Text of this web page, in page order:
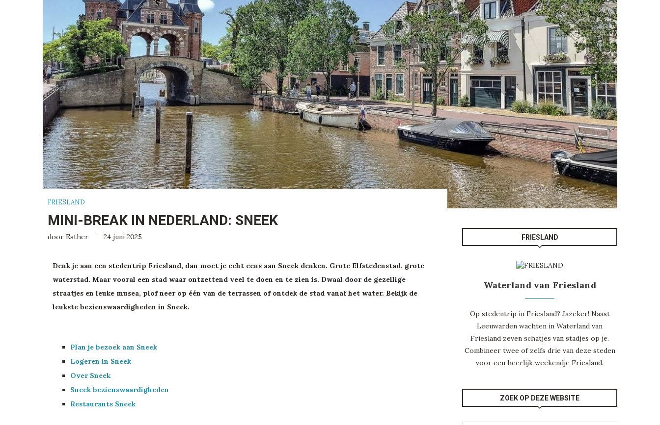
FRIESLAND
MINI-BREAK IN NEDERLAND: SNEEK
door Esther 24 juni 2025
Denk je aan een stedentrip Friesland, dan moet je echt eens aan Sneek denken. Grote Elfstedenstad, grote
waterstad. Maar vooral een stad waar ontzettend veel te doen en te zien is. Dwaal door de gezellige
straatjes en leuke musea, plof neer op één van de terrassen of ontdek de stad vanaf het water. Bekijk de
leukste bezienswaardigheden in Sneek.
Plan je bezoek aan Sneek
Logeren in Sneek
Over Sneek
Sneek bezienswaardigheden
Restaurants Sneek
FRIESLAND
Waterland van Friesland
Op stedentrip in Friesland? Jazeker! Naast
Leeuwarden wachten inWaterland van
Friesland zeven schatjes van stadjes op je.
Combineer twee of zelfs drie van deze steden
voor een heerlijk weekendjeFriesland.
ZOEK OP DEZE WEBSITE